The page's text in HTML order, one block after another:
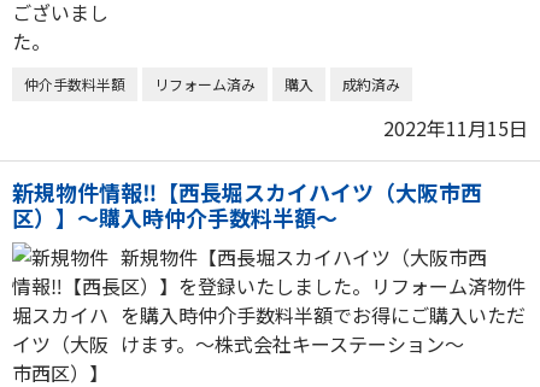
仲介手数料半額 リフォーム済み 購入 成約済み
2022年11月15日
新規物件情報‼【西長堀スカイハイツ（大阪市西
区）】～購入時仲介手数料半額～
新規物件【西長堀スカイハイツ（大阪市西
区）】を登録いたしました。リフォーム済物件
を購入時仲介手数料半額でお得にご購入いただ
けます。～株式会社キーステーション～